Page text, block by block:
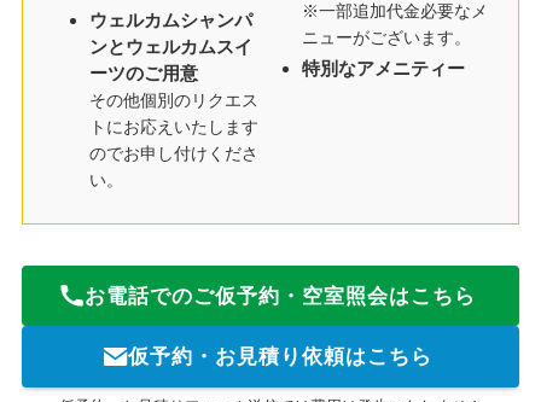
ウェルカムシャンパ
ンとウェルカムスイ
ーツのご用意
その他個別のリクエス
トにお応えいたします
のでお申し付けくださ
い。
※一部追加代金必要なメ
ニューがございます。
特別なアメニティー
お電話でのご仮予約・空室照会はこちら
仮予約・お見積り依頼はこちら